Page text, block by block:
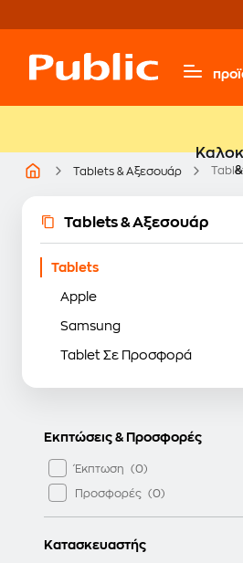
Tablets & Αξεσουάρ
Tablets & Αξεσουάρ
Tablets
Apple
Samsung
Tablet Σε Προσφορά
Εκπτώσεις & Προσφορές
Έκπτωση
Προσφορές
Κατασκευαστής